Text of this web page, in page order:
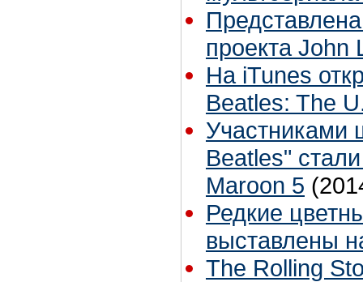
проекта John
На iTunes
Beatles: The
Участниками
Beatles"
Maroon 5
Редкие
выставлены
The Rolling